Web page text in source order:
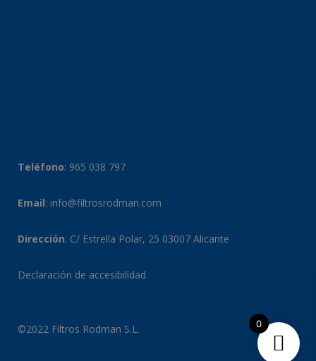
Teléfono: 965 038 797
Email: info@filtrosrodman.com
Dirección: C/ Estrella Polar, 25 03007 Alicante
Declaración de accesibilidad
©2022 Filtros Rodman S.L. 0